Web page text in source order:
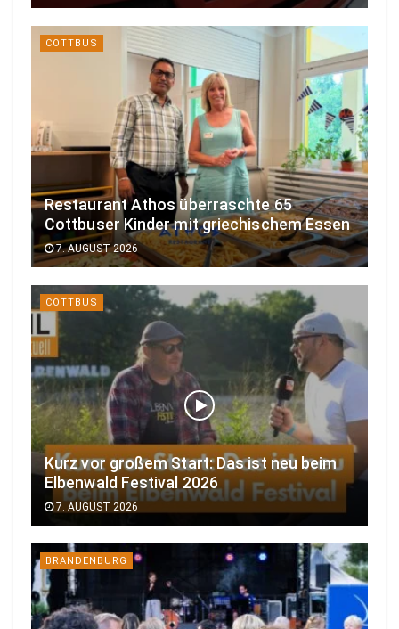
COTTBUS
Restaurant Athos überraschte 65
Cottbuser Kinder mit griechischem Essen
7. AUGUST 2026
COTTBUS
Kurz vor großem Start: Das ist neu beim
Elbenwald Festival 2026
7. AUGUST 2026
BRANDENBURG